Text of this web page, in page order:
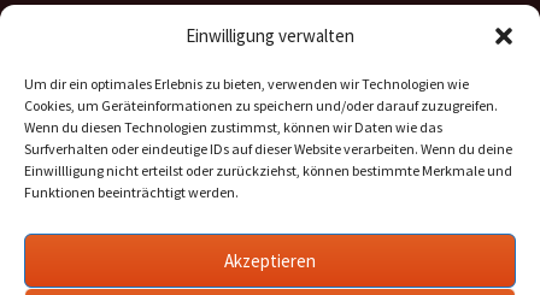
Einwilligung verwalten
Um dir ein optimales Erlebnis zu bieten, verwenden wir Technologien wie
Cookies, um Geräteinformationen zu speichern und/oder darauf zuzugreifen.
Wenn du diesen Technologien zustimmst, können wir Daten wie das
Surfverhalten oder eindeutige IDs auf dieser Website verarbeiten. Wenn du deine
Einwillligung nicht erteilst oder zurückziehst, können bestimmte Merkmale und
Funktionen beeinträchtigt werden.
Akzeptieren
Datenschutz
Suchen
nach: